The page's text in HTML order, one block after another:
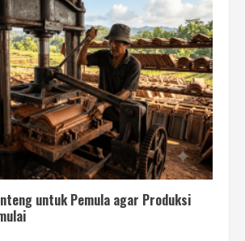
untuk Pemula agar Produksi